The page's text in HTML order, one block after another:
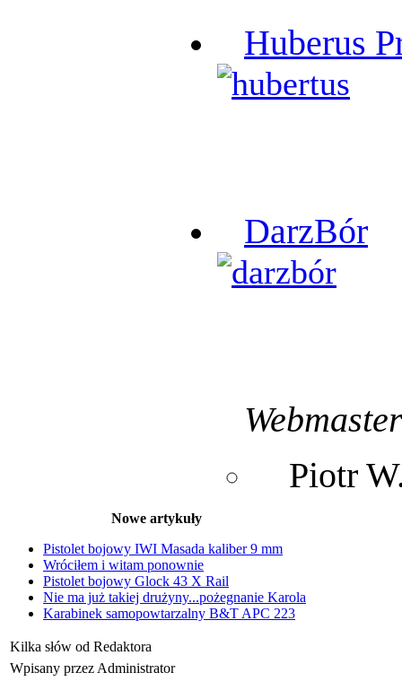
Huberus
DarzBór
Piotr
Nowe artykuły
Pistolet bojowy IWI Masada kaliber 9 mm
Wróciłem i witam ponownie
Pistolet bojowy Glock 43 X Rail
Nie ma już takiej drużyny...pożegnanie Karola
Karabinek samopowtarzalny B&T APC 223
Kilka słów od Redaktora
Wpisany przez Administrator